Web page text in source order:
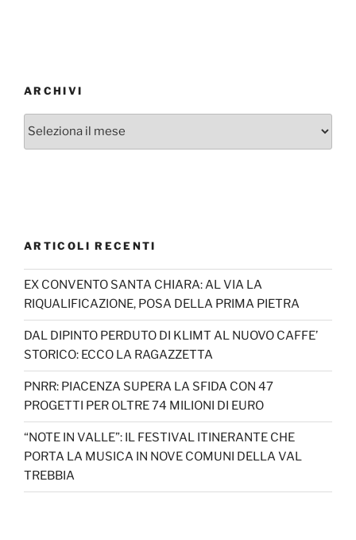
ARCHIVI
Archivi
ARTICOLI RECENTI
EX CONVENTO SANTA CHIARA: AL VIA LA
RIQUALIFICAZIONE, POSA DELLA PRIMA PIETRA
DAL DIPINTO PERDUTO DI KLIMT AL NUOVO CAFFE’
STORICO: ECCO LA RAGAZZETTA
PNRR: PIACENZA SUPERA LA SFIDA CON 47
PROGETTI PER OLTRE 74 MILIONI DI EURO
“NOTE IN VALLE”: IL FESTIVAL ITINERANTE CHE
PORTA LA MUSICA IN NOVE COMUNI DELLA VAL
TREBBIA